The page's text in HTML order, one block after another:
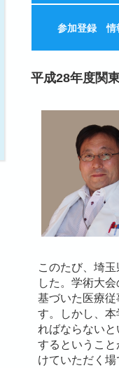
参加登録 情
平成28年度関
このたび、埼
した。学術大
基づいた医療
す。しかし、
ればならない
するというこ
けていただく